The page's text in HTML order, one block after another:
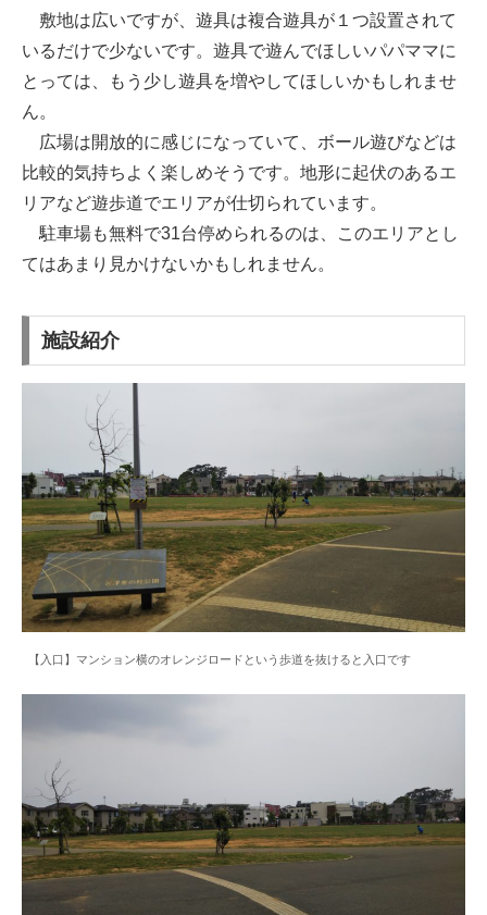
敷地は広いですが、遊具は複合遊具が１つ設置されて
いるだけで少ないです。遊具で遊んでほしいパパママに
とっては、もう少し遊具を増やしてほしいかもしれませ
ん。
広場は開放的に感じになっていて、ボール遊びなどは
比較的気持ちよく楽しめそうです。地形に起伏のあるエ
リアなど遊歩道でエリアが仕切られています。
駐車場も無料で31台停められるのは、このエリアとし
てはあまり見かけないかもしれません。
施設紹介
【入口】マンション横のオレンジロードという歩道を抜けると入口です